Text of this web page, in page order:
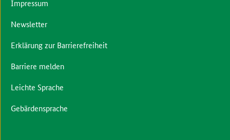
Impressum
Newsletter
Erklärung zur Barrierefreiheit
Barriere melden
Leichte Sprache
Gebärdensprache